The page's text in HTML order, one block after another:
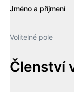
Jméno a příjmení
Volitelné pole
Členství